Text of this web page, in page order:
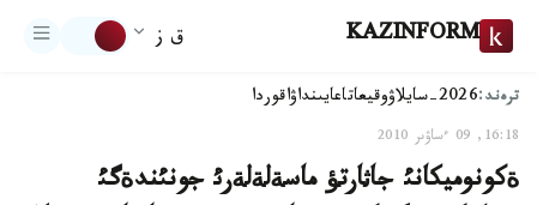
KAZINFORM ق ز
ترەند:2026-سايلاۋ وقيعاتاعايىنداۋاقوردا
16:18, 09 ءساۋىر 2010
ةكونوميكانئ جاثارتؤ ماسةلةلةرئ جونئندةگئ